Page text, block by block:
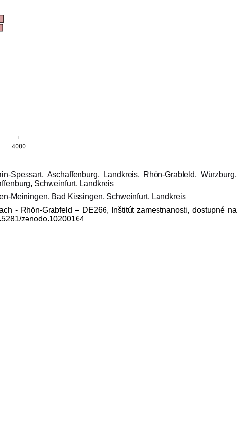
Spessart, Aschaffenburg, Landkreis, Rhön-Grabfeld, Würzburg,
, Schweinfurt, Landkreis
Meiningen, Bad Kissingen, Schweinfurt, Landkreis
- Rhön-Grabfeld – DE266, Inštitút zamestnanosti, dostupné na
zenodo.10200164